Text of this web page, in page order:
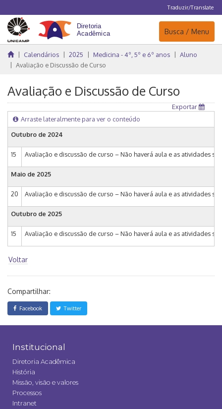
Traduzir/Translate
Navegação
Busca / Menu
Calendários 2025 Medicina - 4º, 5º e 6º anos
Aluno
Avaliação e Discussão de Curso
Avaliação e Discussão de Curso
Exportar
Arraste lateralmente para ver o conteúdo
Outubro de 2024
15 Avaliação e discussão de curso – Não haverá aula e as atividades
Maio de 2025
20 Avaliação e discussão de curso – Não haverá aula e as atividades
Outubro de 2025
15 Avaliação e discussão de curso – Não haverá aula e as atividades
Voltar
Compartilhar:
Facebook Twitter
Institucional
Diretoria Acadêmica
História
Missão, visão e valores
Processos
Intranet